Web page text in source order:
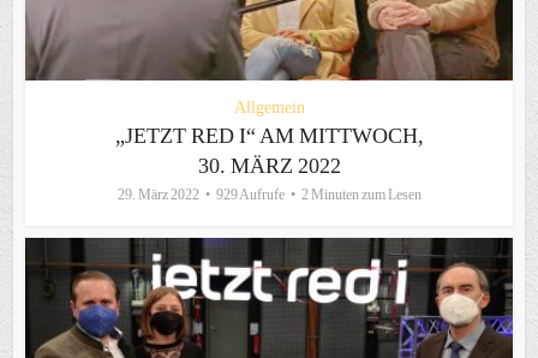
Allgemein
„JETZT RED I“ AM MITTWOCH,
30. MÄRZ 2022
29. März 2022 929 Aufrufe 2 Minuten zum Lesen